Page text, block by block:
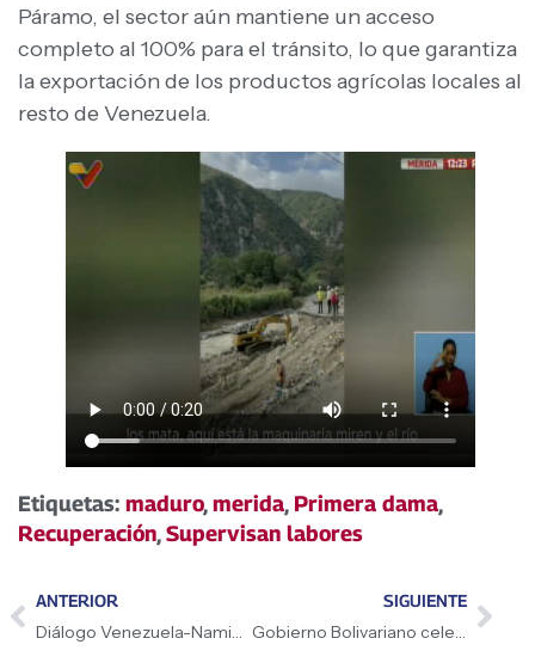
Páramo, el sector aún mantiene un acceso
completo al 100% para el tránsito, lo que garantiza
la exportación de los productos agrícolas locales al
resto de Venezuela.
Etiquetas: maduro,merida, Primera dama,
Recuperación,Supervisan labores
ANTERIOR
Diálogo Venezuela-Namibia destaca apoyo mutuo y rechazo a MCU
SIGUIENTE
Gobierno Bolivariano celebra 52º aniversario de la Caricom